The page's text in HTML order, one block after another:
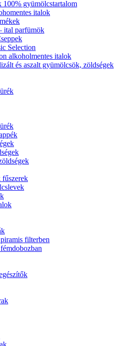
100% gyümölcstartalom
italok
ital parfümök
Selection
alkoholmentes italok
és aszalt gyümölcsök, zöldségek
filterben